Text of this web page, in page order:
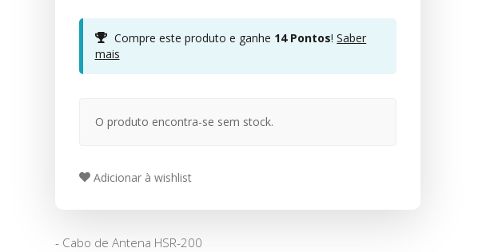
Compre este produto e ganhe 14 Pontos!Saber
mais
O produto encontra-se sem stock.
Adicionar à wishlist
- Cabo de Antena HSR-200